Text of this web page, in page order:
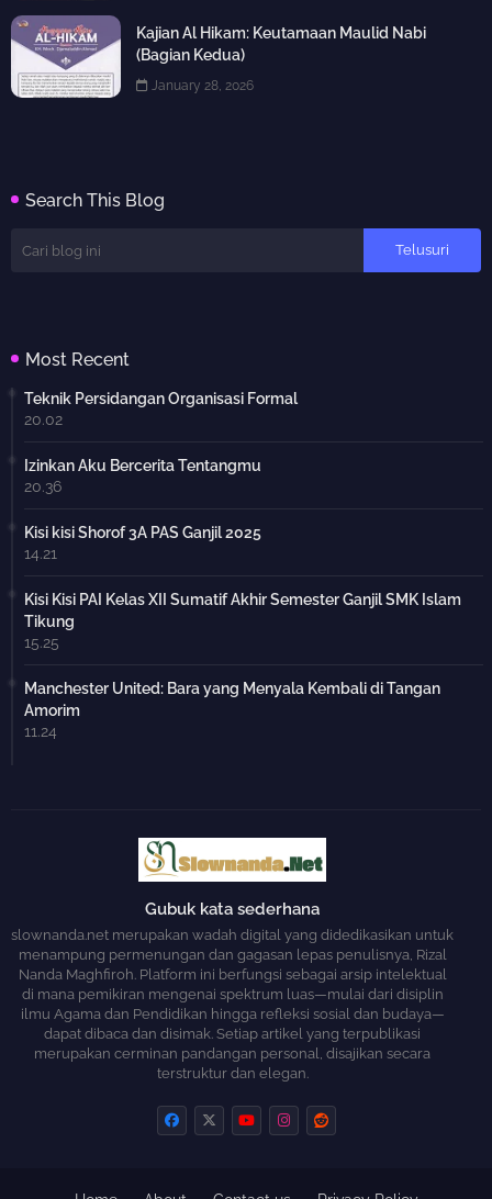
Kajian Al Hikam: Keutamaan Maulid Nabi
(Bagian Kedua)
January 28, 2026
Search This Blog
Most Recent
Teknik Persidangan Organisasi Formal
20.02
Izinkan Aku Bercerita Tentangmu
20.36
Kisi kisi Shorof 3A PAS Ganjil 2025
14.21
Kisi Kisi PAI Kelas XII Sumatif Akhir Semester Ganjil SMK Islam
Tikung
15.25
Manchester United: Bara yang Menyala Kembali di Tangan
Amorim
11.24
Gubuk kata sederhana
slownanda.net merupakan wadah digital yang didedikasikan untuk
menampung permenungan dan gagasan lepas penulisnya, Rizal
Nanda Maghfiroh. Platform ini berfungsi sebagai arsip intelektual
di mana pemikiran mengenai spektrum luas—mulai dari disiplin
ilmu Agama dan Pendidikan hingga refleksi sosial dan budaya—
dapat dibaca dan disimak. Setiap artikel yang terpublikasi
merupakan cerminan pandangan personal, disajikan secara
terstruktur dan elegan.